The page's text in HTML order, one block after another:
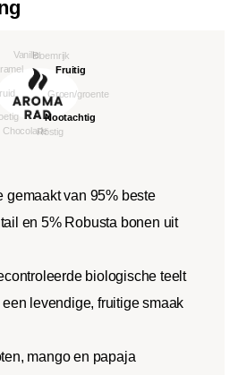
gemaakt van 95% beste
en 5% Robusta bonen uit
biologische teelt
levendige, fruitige smaak
mango en papaja